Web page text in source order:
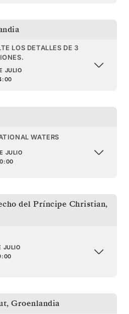
LOS DETALLES DE 3
JULIO
WATERS
JULIO
del Príncipe Christian,
JULIO
, Groenlandia